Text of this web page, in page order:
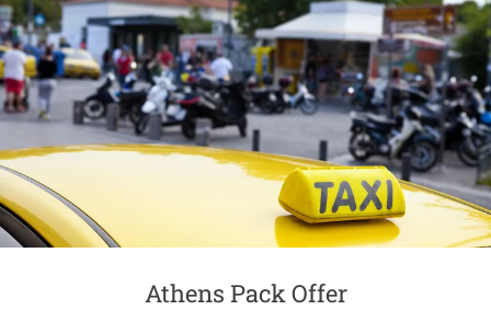
Athens Pack Offer